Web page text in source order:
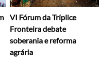
VI Fórum da Tríplice
Fronteira debate
soberania e reforma
agrária